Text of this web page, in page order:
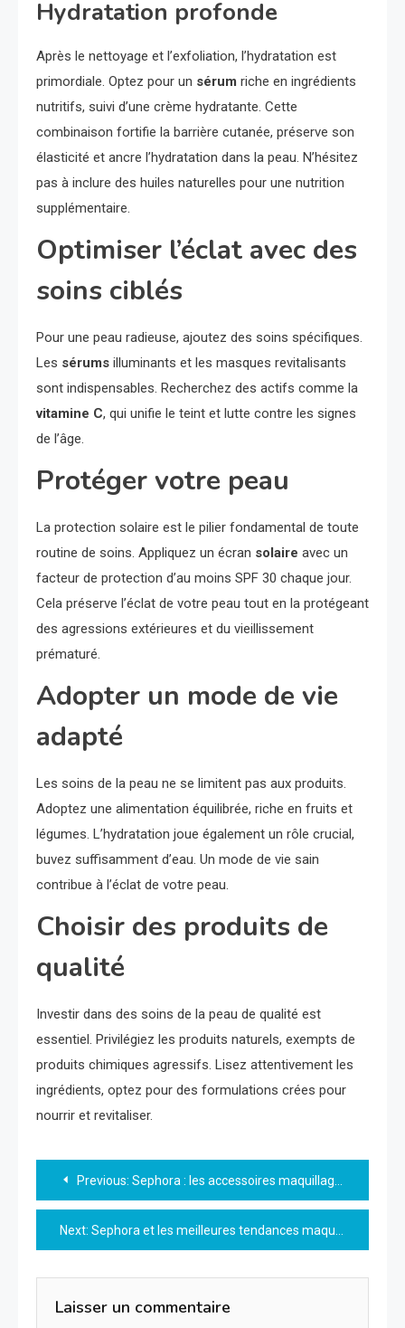
Hydratation profonde
Après le nettoyage et l’exfoliation, l’hydratation est
primordiale. Optez pour un sérum riche en ingrédients
nutritifs, suivi d’une crème hydratante. Cette
combinaison fortifie la barrière cutanée, préserve son
élasticité et ancre l’hydratation dans la peau. N’hésitez
pas à inclure des huiles naturelles pour une nutrition
supplémentaire.
Optimiser l’éclat avec des
soins ciblés
Pour une peau radieuse, ajoutez des soins spécifiques.
Les sérums illuminants et les masques revitalisants
sont indispensables. Recherchez des actifs comme la
vitamine C, qui unifie le teint et lutte contre les signes
de l’âge.
Protéger votre peau
La protection solaire est le pilier fondamental de toute
routine de soins. Appliquez un écran solaire avec un
facteur de protection d’au moins SPF 30 chaque jour.
Cela préserve l’éclat de votre peau tout en la protégeant
des agressions extérieures et du vieillissement
prématuré.
Adopter un mode de vie
adapté
Les soins de la peau ne se limitent pas aux produits.
Adoptez une alimentation équilibrée, riche en fruits et
légumes. L’hydratation joue également un rôle crucial,
buvez suffisamment d’eau. Un mode de vie sain
contribue à l’éclat de votre peau.
Choisir des produits de
qualité
Investir dans des soins de la peau de qualité est
essentiel. Privilégiez les produits naturels, exempts de
produits chimiques agressifs. Lisez attentivement les
ingrédients, optez pour des formulations crées pour
nourrir et revitaliser.
Navigation
de
l’article
Previous: Sephora : les accessoires maquillage indispensables pour sublimer votre routine
Next: Sephora et les meilleures tendances maquillage pour 2026
Laisser un commentaire